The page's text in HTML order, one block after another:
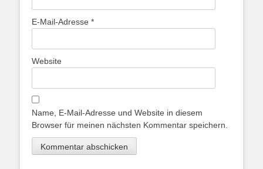
E-Mail-Adresse *
Website
Name, E-Mail-Adresse und Website in diesem
Browser für meinen nächsten Kommentar speichern.